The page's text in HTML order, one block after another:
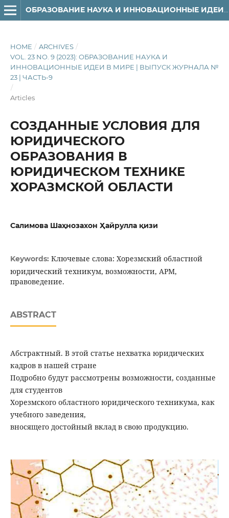
HOME / ARCHIVES /
VOL. 23 NO. 9 (2023): ОБРАЗОВАНИЕ НАУКА И
ИННОВАЦИОННЫЕ ИДЕИ В МИРЕ | ВЫПУСК ЖУРНАЛА №
23 | ЧАСТЬ-9
/
Articles
СОЗДАННЫЕ УСЛОВИЯ ДЛЯ
ЮРИДИЧЕСКОГО
ОБРАЗОВАНИЯ В
ЮРИДИЧЕСКОМ ТЕХНИКЕ
ХОРАЗМСКОЙ ОБЛАСТИ
Салимова Шаҳнозахон Ҳайрулла қизи
Keywords: Ключевые слова: Хорезмский областной
юридический техникум, возможности, АРМ,
правоведение.
ABSTRACT
Абстрактный. В этой статье нехватка юридических
кадров в нашей стране
Подробно будут рассмотрены возможности, созданные
для студентов
Хорезмского областного юридического техникума, как
учебного заведения,
вносящего достойный вклад в свою продукцию.